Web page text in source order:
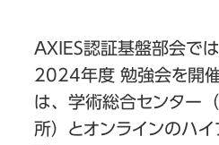
AXIES認証基盤部会で
2024年度 勉強会を開
は、学術総合センター
所）とオンラインのハイ